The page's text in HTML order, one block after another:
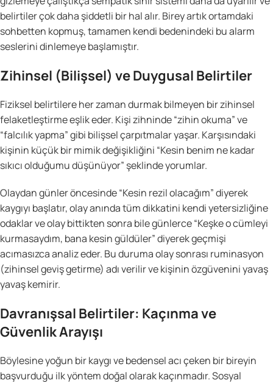
belirtiler çok daha şiddetli bir hal alır. Birey artık ortamdaki
sohbetten kopmuş, tamamen kendi bedenindeki bu alarm
seslerini dinlemeye başlamıştır.
Zihinsel (Bilişsel) ve Duygusal Belirtiler
Fiziksel belirtilere her zaman durmak bilmeyen bir zihinsel
felaketleştirme eşlik eder. Kişi zihninde “zihin okuma” ve
“falcılık yapma” gibi bilişsel çarpıtmalar yaşar. Karşısındaki
kişinin küçük bir mimik değişikliğini “Kesin benim ne kadar
sıkıcı olduğumu düşünüyor” şeklinde yorumlar.
Olaydan günler öncesinde “Kesin rezil olacağım” diyerek
kaygıyı başlatır, olay anında tüm dikkatini kendi yetersizliğine
odaklar ve olay bittikten sonra bile günlerce “Keşke o cümleyi
kurmasaydım, bana kesin güldüler” diyerek geçmişi
acımasızca analiz eder. Bu duruma olay sonrası ruminasyon
(zihinsel geviş getirme) adı verilir ve kişinin özgüvenini yavaş
yavaş kemirir.
Davranışsal Belirtiler: Kaçınma ve
Güvenlik Arayışı
Böylesine yoğun bir kaygı ve bedensel acı çeken bir bireyin
başvurduğu ilk yöntem doğal olarak kaçınmadır. Sosyal